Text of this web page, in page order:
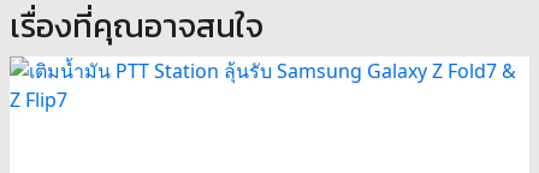
เรื่องที่คุณอาจสนใจ